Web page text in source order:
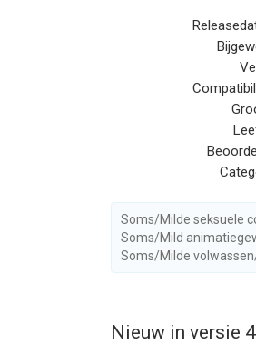
ideas you would like to
From the Studio that
Follow us to get news
https://lionstudios.cc/
Facebook.com/
Instagram.com/
Twitter.com/
Youtube.com/c/
Soms/Milde seksuele
Soms/Mild
Soms/Milde
Nieuw in versie